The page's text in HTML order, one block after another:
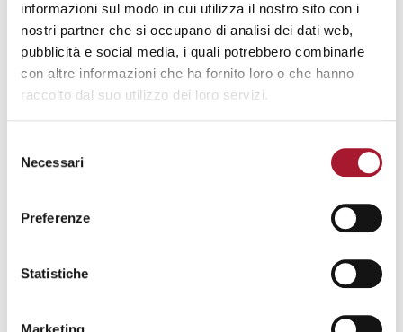
informazioni sul modo in cui utilizza il nostro sito con i
nostri partner che si occupano di analisi dei dati web,
pubblicità e social media, i quali potrebbero combinarle
con altre informazioni che ha fornito loro o che hanno
raccolto dal suo utilizzo dei loro servizi.
delNecessari
Preferenze
Statistiche
Marketing
CENTRO STUDI SOUQ (22)
CONSIGLI DI LETTURA(63) COVID(41)
CULTURA(315) DOCCE E GUARDAROBA
EMERGENZA ABITATIVA